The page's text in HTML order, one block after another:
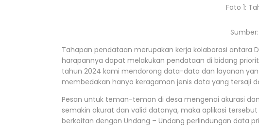
Foto 1:
Tahapan pendataan merupakan kerja kolaborasi antara
harapannya dapat melakukan pendataan di bidang
tahun 2024 kami mendorong data-data dan layanan
membedakan hanya keragaman jenis data yang tersaji
Pesan untuk teman-teman di desa mengenai akurasi
semakin akurat dan valid datanya, maka aplikasi
berkaitan dengan Undang – Undang perlindungan data